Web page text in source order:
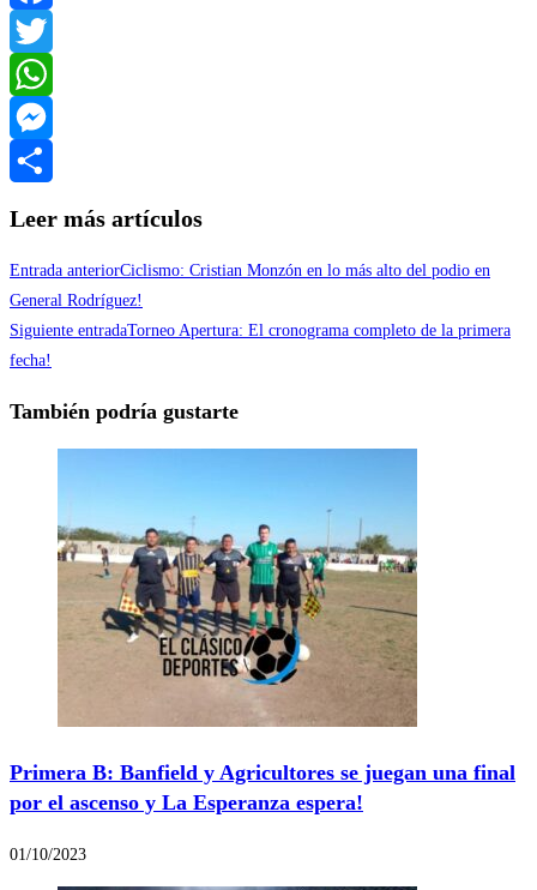
Facebook
Twitter
WhatsApp
Messenger
Leer más artículos
Entrada anteriorCiclismo: Cristian Monzón en lo más alto del podio en
General Rodríguez!
Siguiente entradaTorneo Apertura: El cronograma completo de la primera
fecha!
También podría gustarte
Primera B: Banfield y Agricultores se juegan una final
por el ascenso y La Esperanza espera!
01/10/2023